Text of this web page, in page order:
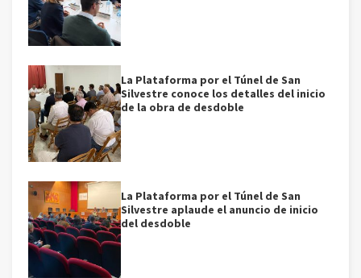
La Plataforma por el Túnel de San
Silvestre conoce los detalles del inicio
de la obra de desdoble
La Plataforma por el Túnel de San
Silvestre aplaude el anuncio de inicio
del desdoble